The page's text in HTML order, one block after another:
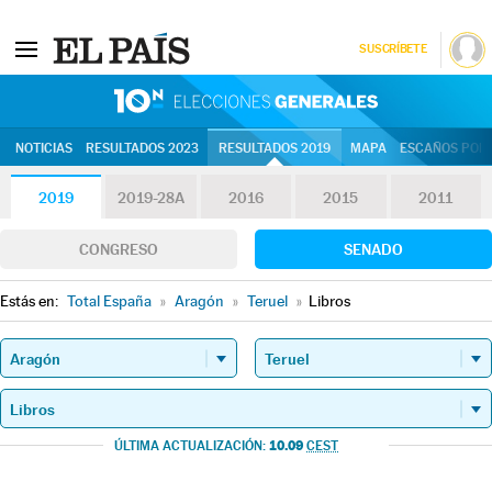
SUSCRÍBETE
NOTICIAS RESULTADOS 2023 RESULTADOS 2019 MAPA ESCAÑOS
2019 2019-28A 2016 2015 2011
CONGRESO SENADO
Estás en: Total España » Aragón » Teruel » Libros
ÚLTIMA ACTUALIZACIÓN: 10.09 CEST